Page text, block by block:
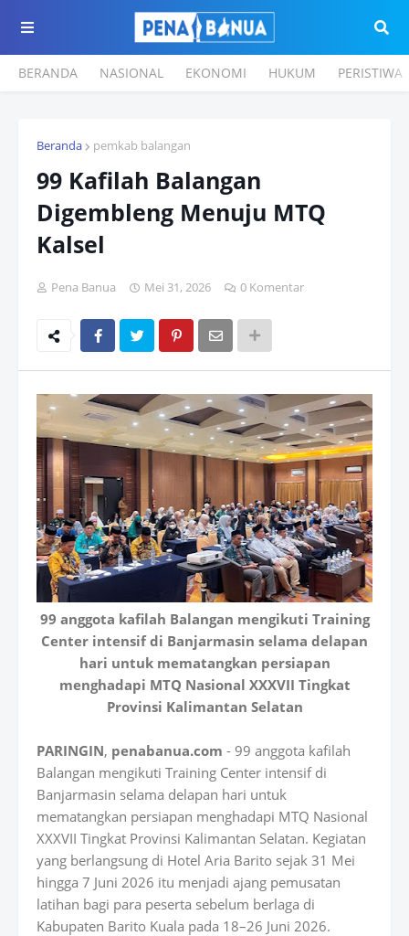
BERANDA NASIONAL EKONOMI HUKUM PERISTIWA
Beranda pemkab balangan
99 Kafilah Balangan
Digembleng Menuju MTQ
Kalsel
Pena Banua Mei 31, 2026 0 Komentar
99 anggota kafilah Balangan mengikuti Training
Center intensif di Banjarmasin selama delapan
hari untuk mematangkan persiapan
menghadapi MTQ Nasional XXXVII Tingkat
Provinsi Kalimantan Selatan
PARINGIN, penabanua.com - 99 anggota kafilah
Balangan mengikuti Training Center intensif di
Banjarmasin selama delapan hari untuk
mematangkan persiapan menghadapi MTQ Nasional
XXXVII Tingkat Provinsi Kalimantan Selatan. Kegiatan
yang berlangsung di Hotel Aria Barito sejak 31 Mei
hingga 7 Juni 2026 itu menjadi ajang pemusatan
latihan bagi para peserta sebelum berlaga di
Kabupaten Barito Kuala pada 18–26 Juni 2026.